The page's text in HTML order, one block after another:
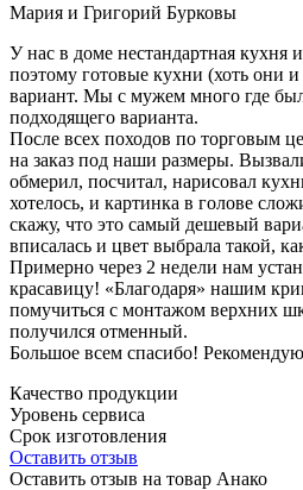
Мария и Григорий Бурковы
У нас в доме нестандартная кухня
поэтому готовые кухни (хоть они
вариант. Мы с мужем много где
подходящего варианта.
После всех походов по торговым
на заказ под наши размеры.
обмерил, посчитал, нарисовал
хотелось, и картинка в голове
скажу, что это самый дешевый
вписалась и цвет выбрала такой,
Примерно через 2 недели нам
красавицу! «Благодаря» нашим
помучиться с монтажом верхних
получился отменный.
Большое всем спасибо!
Качество продукции
Уровень сервиса
Срок изготовления
Оставить отзыв
Оставить отзыв на товар Анако